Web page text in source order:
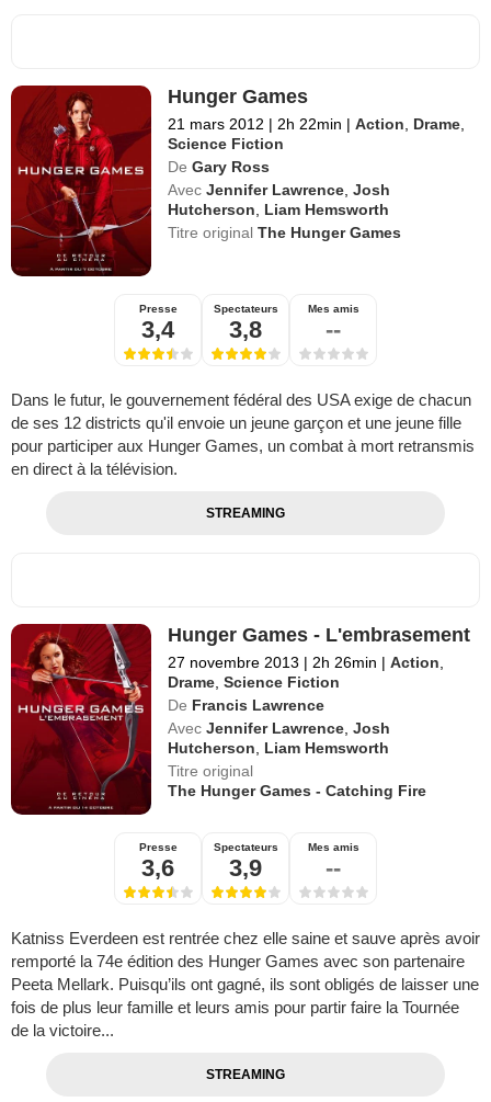
Hunger Games
21 mars 2012 | 2h 22min | Action Drame
Science Fiction
De Gary Ross
Avec Jennifer Lawrence ,Josh
Hutcherson
Liam Hemsworth
Titre originalThe Hunger Games
Presse
3,4
Spectateurs
3,8
Mes amis
--
Dans le futur, le gouvernement fédéral des USA exige de chacun
de ses 12 districts qu'il envoie un jeune garçon et une jeune fille
pour participer aux Hunger Games, un combat à mort retransmis
en direct à la télévision.
STREAMING
Hunger Games - L'embrasement
27 novembre 2013 | 2h 26min | Action
Drame ,Science Fiction
De Francis Lawrence
Avec Jennifer Lawrence ,Josh
Hutcherson
Liam Hemsworth
Titre original
The Hunger Games - Catching Fire
Presse
3,6
Spectateurs
3,9
Mes amis
--
Katniss Everdeen est rentrée chez elle saine et sauve après avoir
remporté la 74e édition des Hunger Games avec son partenaire
Peeta Mellark. Puisqu’ils ont gagné, ils sont obligés de laisser une
fois de plus leur famille et leurs amis pour partir faire la Tournée
de la victoire...
STREAMING